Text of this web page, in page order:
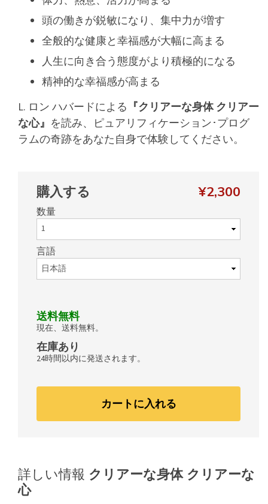
頭の働きが鋭敏になり、集中力が増す
全般的な健康と幸福感が大幅に高まる
人生に向き合う態度がより積極的になる
精神的な幸福感が高まる
L. ロン ハバードによる 『クリアーな身体 クリアー
な心』 を読み、ピュアリフィケーション･プログ
ラムの奇跡をあなた自身で体験してください。
購入する ¥2,300
数量
言語
送料無料
現在、送料無料。
在庫あり
24時間以内に発送されます。
カートに入れる
詳しい情報 クリアーな身体 クリアーな
心